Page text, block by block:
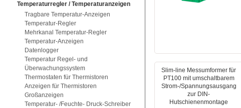
Temperaturregler / Temperaturanzeigen
Tragbare Temperatur-Anzeigen
Temperatur-Regler
Mehrkanal Temperatur-Regler
Temperatur-Anzeigen
Datenlogger
Temperatur Regel- und
Überwachungssystem
Thermostaten für Thermistoren
Anzeigen für Thermistoren
Großanzeigen
Temperatur- /Feuchte- Druck-Schreiber
Slim-line Messumformer für
PT100 mit umschaltbarem
Strom-/Spannungsausgang
zur DIN-
Hutschienenmontage